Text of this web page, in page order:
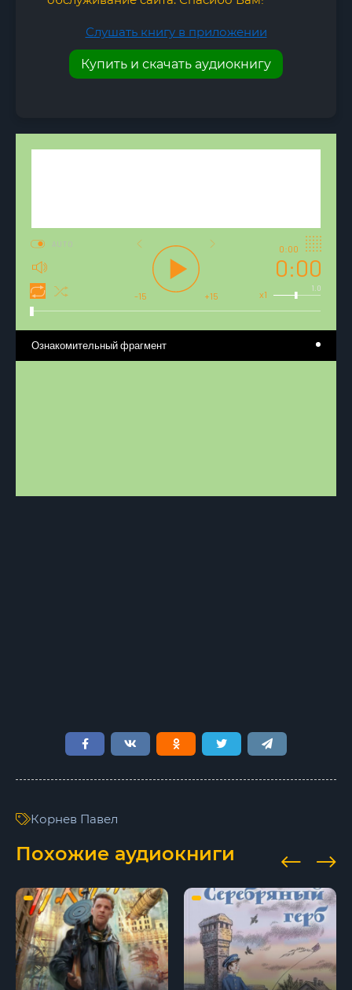
Слушать книгу в приложении
Купить и скачать аудиокнигу
0:00
0:00
1.0
x1
-15 +15
AUTO
Ознакомительный фрагмент
Корнев Павел
Похожие аудиокниги